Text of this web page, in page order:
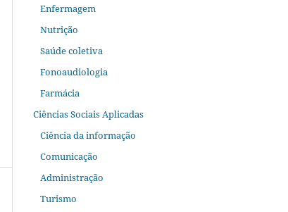
Enfermagem
Nutrição
Saúde coletiva
Fonoaudiologia
Farmácia
Ciências Sociais Aplicadas
Ciência da informação
Comunicação
Administração
Turismo